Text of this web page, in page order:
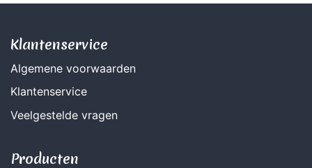
Klantenservice
Algemene voorwaarden
Klantenservice
Veelgestelde vragen
Producten